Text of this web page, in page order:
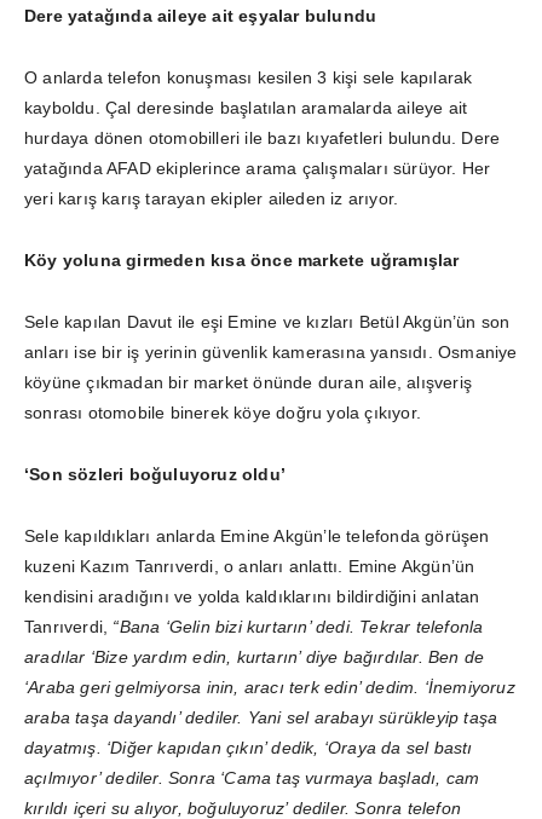
Dere yatağında aileye ait eşyalar bulundu
O anlarda telefon konuşması kesilen 3 kişi sele kapılarak
kayboldu. Çal deresinde başlatılan aramalarda aileye ait
hurdaya dönen otomobilleri ile bazı kıyafetleri bulundu. Dere
yatağında AFAD ekiplerince arama çalışmaları sürüyor. Her
yeri karış karış tarayan ekipler aileden iz arıyor.
Köy yoluna girmeden kısa önce markete uğramışlar
Sele kapılan Davut ile eşi Emine ve kızları Betül Akgün’ün son
anları ise bir iş yerinin güvenlik kamerasına yansıdı. Osmaniye
köyüne çıkmadan bir market önünde duran aile, alışveriş
sonrası otomobile binerek köye doğru yola çıkıyor.
‘Son sözleri boğuluyoruz oldu’
Sele kapıldıkları anlarda Emine Akgün’le telefonda görüşen
kuzeni Kazım Tanrıverdi, o anları anlattı. Emine Akgün’ün
kendisini aradığını ve yolda kaldıklarını bildirdiğini anlatan
Tanrıverdi, “Bana ‘Gelin bizi kurtarın’ dedi. Tekrar telefonla
aradılar ‘Bize yardım edin, kurtarın’ diye bağırdılar. Ben de
‘Araba geri gelmiyorsa inin, aracı terk edin’ dedim. ‘İnemiyoruz
araba taşa dayandı’ dediler. Yani sel arabayı sürükleyip taşa
dayatmış. ‘Diğer kapıdan çıkın’ dedik, ‘Oraya da sel bastı
açılmıyor’ dediler. Sonra ‘Cama taş vurmaya başladı, cam
kırıldı içeri su alıyor, boğuluyoruz’ dediler. Sonra telefon